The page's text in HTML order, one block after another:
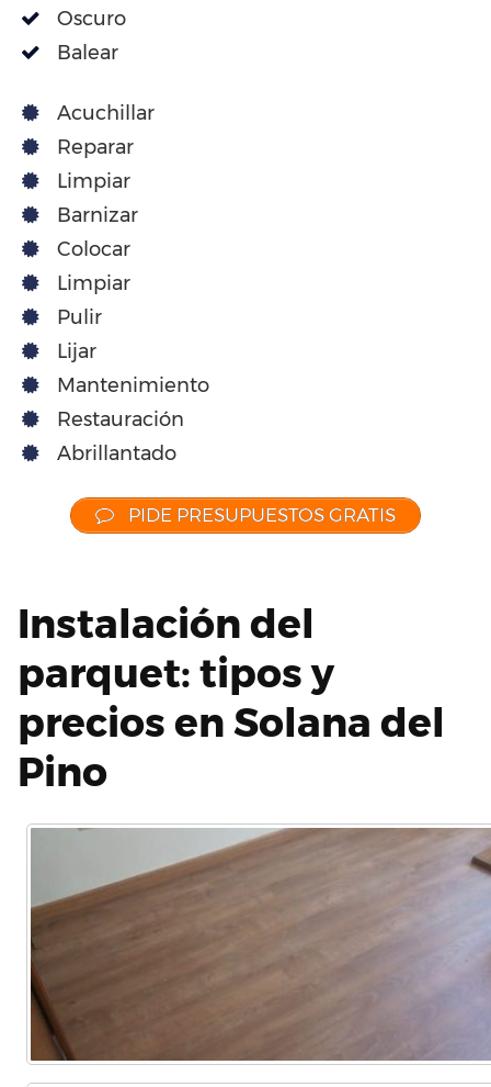
Oscuro
Balear
Acuchillar
Reparar
Limpiar
Barnizar
Colocar
Limpiar
Pulir
Lijar
Mantenimiento
Restauración
Abrillantado
PIDE PRESUPUESTOS GRATIS
Instalación del
parquet: tipos y
precios en Solana del
Pino